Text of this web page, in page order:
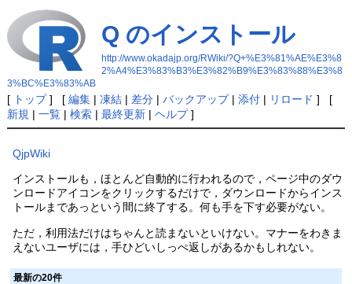
Q のインストール
http://www.okadajp.org/RWiki/?Q+%E3%81%AE%E3%8
2%A4%E3%83%B3%E3%82%B9%E3%83%88%E3%8
3%BC%E3%83%AB
[ トップ] [ 編集| 凍結| 差分| バックアップ| 添付| リロード ] [
新規 | 一覧| 検索| 最終更新| ヘルプ]
QjpWiki
インストールも，ほとんど自動的に行われるので，ページ中のダウ
ンロードアイコンをクリックするだけで，ダウンロードからインス
トールまであっという間に終了する。何も手を下す必要がない。
ただ，利用法だけはちゃんと読まないといけない。マナーをわきま
えないユーザには，手ひどいしっぺ返しがあるかもしれない。
最新の20件